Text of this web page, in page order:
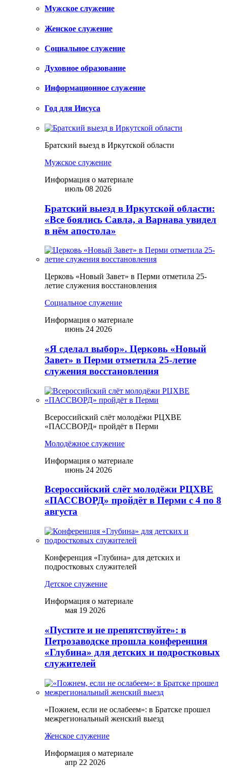
Мужское служение
Женское служение
Социальное служение
Духовное образование
Информационное служение
Год для Иисуса
Братский выезд в Иркутской области
Мужское служение
Информация о материале
июль 08 2026
Братский выезд в Иркутской области:
«Все боялись Савла, а Варнава увидел
в нём апостола»
Церковь «Новый Завет» в Перми отметила 25-
летие служения восстановления
Социальное служение
Информация о материале
июнь 24 2026
«Я сделал выбор». Церковь «Новый
Завет» в Перми отметила 25-летие
служения восстановления
Всероссийский слёт молодёжи РЦХВЕ
«ПАССВОРД» пройдёт в Перми
Молодёжное служение
Информация о материале
июнь 24 2026
Всероссийский слёт молодёжи РЦХВЕ
«ПАССВОРД» пройдёт в Перми с 4 по 8
августа
Конференция «Глубина» для детских и
подростковых служителей
Детское служение
Информация о материале
мая 19 2026
«Пустите и не препятствуйте»: в
Петрозаводске прошла конференция
«Глубина» для детских и подростковых
служителей
«Пожнем, если не ослабеем»: в Братске прошел
межрегиональный женский выезд
Женское служение
Информация о материале
апр 22 2026